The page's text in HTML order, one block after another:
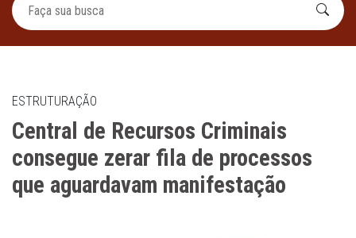
ESTRUTURAÇÃO
Central de Recursos Criminais
consegue zerar fila de processos
que aguardavam manifestação